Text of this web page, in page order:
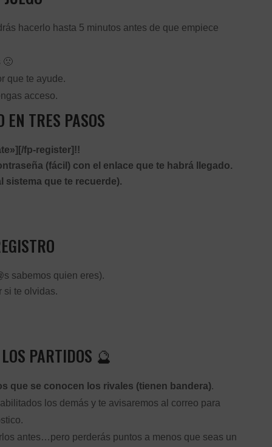
hacerlo hasta 5 minutos antes de que empiece
🙁
que te ayude.
acceso.
EN TRES PASOS
fp-register]!!
(fácil) con el enlace que te habrá llegado.
sistema que te recuerde).
sabemos quien eres).
si te olvidas.
PARTIDOS 🔮
que se conocen los rivales (tienen bandera).
los demás y te avisaremos al correo para
antes…pero perderás puntos a menos que seas un